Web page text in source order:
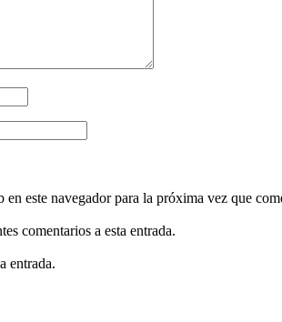
este navegador para la próxima vez que
comentarios a esta entrada.
entrada.